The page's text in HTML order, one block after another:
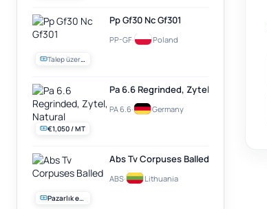
Talep üzerine
Pp Gf30 Nc Gf301
PP-GF· Poland
€1,050 / MT
Pa 6.6 Regrinded, Zytel, Natural
PA 6.6· Germany
Pazarlık edilebilir
Abs Tv Corpuses Balled
ABS· Lithuania